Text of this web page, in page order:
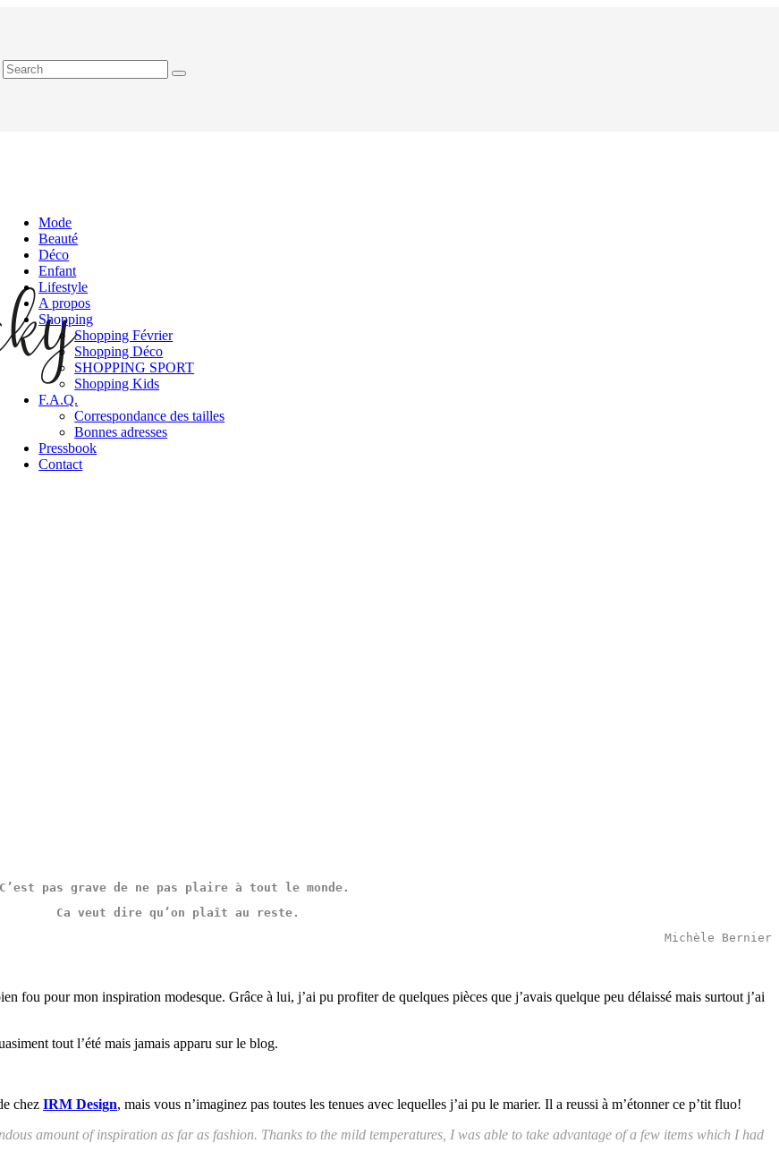
Mode
Beauté
Déco
Enfant
Lifestyle
A propos
Shopping
Shopping Février
Shopping Déco
SHOPPING SPORT
Shopping Kids
F.A.Q.
Correspondance des tailles
Bonnes adresses
Pressbook
Contact
C’est pas grave de ne pas plaire à tout le monde.
Ca veut dire qu’on plaît au reste.
Michèle Bernier
fou pour mon inspiration modesque. Grâce à lui, j’ai pu profiter de quelques pièces que j’avais quelque peu délaissé mais surtout j’ai
tout l’été mais jamais apparu sur le blog.
chez IRM Design, mais vous n’imaginez pas toutes les tenues avec lequelles j’ai pu le marier. Il a reussi à m’étonner ce p’tit fluo!
amount of inspiration as far as fashion. Thanks to the mild temperatures, I was able to take advantage of a few items which I had